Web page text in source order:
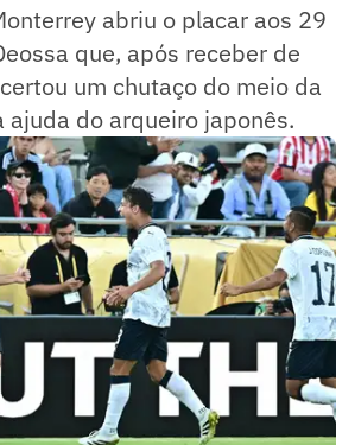
abriu o placar aos 29
que, após receber de
um chutaço do meio da
ajuda do arqueiro japonês.